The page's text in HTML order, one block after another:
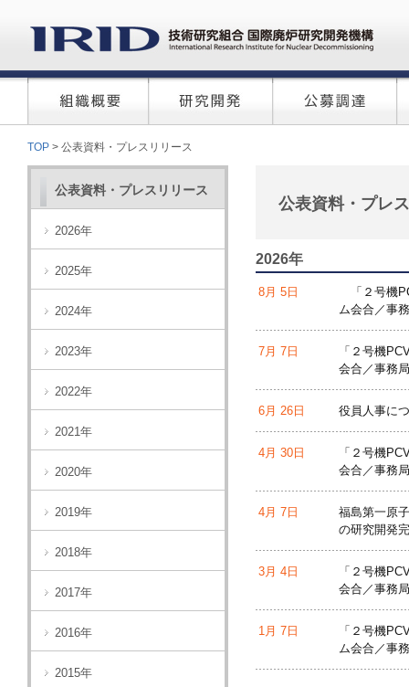
TOP> 公表資料・プレスリリース
公表資料・プレスリリース
2026年
2025年
2024年
2023年
2022年
2021年
2020年
2019年
2018年
2017年
2016年
2015年
公表資料・プレ
2026年
8月 5日
「２号機
ム会合／事
7月 7日
「２号機
会合／事務
6月 26日 役員人事に
4月 30日
「２号機
会合／事務
4月 7日
福島第一原
の研究開発
3月 4日
「２号機
会合／事務
1月 7日
「２号機
ム会合／事